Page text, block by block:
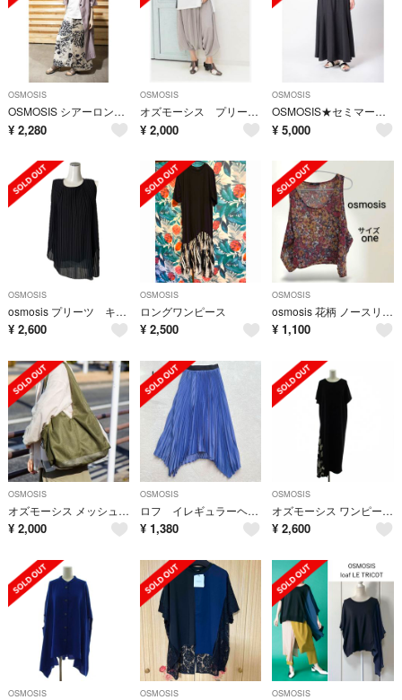
OSMOSIS
OSMOSIS シアーロングガウン ロングシャツワンピース 羽織り パープル
¥ 2,280
OSMOSIS
オズモーシス プリーツレイヤードアラジンパンツ
¥ 2,000
OSMOSIS
OSMOSIS★セミマーメイドスカート
¥ 5,000
OSMOSIS
osmosis プリーツ キャミソール タンクトップ トップス
¥ 2,600
OSMOSIS
ロングワンピース
¥ 2,500
OSMOSIS
osmosis 花柄 ノースリーブ サイズone シアートップス
¥ 1,100
OSMOSIS
オズモーシス メッシュバッグ ノベルティ
¥ 2,000
OSMOSIS
ロフ イレギュラーヘムプリーツスカート アシンメトリー ロング丈 ウエストゴム
¥ 1,380
OSMOSIS
オズモーシス ワンピース one 黒 ブラック 半袖 サイド柄 ロング丈 /RK
¥ 2,600
OSMOSIS OSMOSIS OSMOSIS